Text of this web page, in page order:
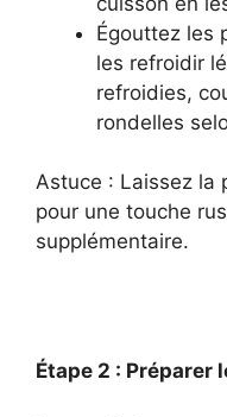
Égouttez les
les refroidir
refroidies,
rondelles
Astuce : Laissez la
pour une touche
supplémentaire.
Étape 2 : Préparer